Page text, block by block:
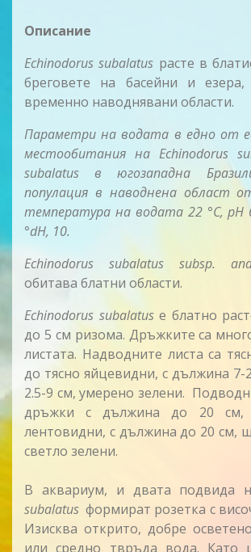
Описание
Echinodorus subalatus расте в
бреговете на басейни и
временно наводнявани области.
Параметри на водата в едно от
местообитания на Echinodorus
subalatus в югозападна
популация в наводнена област
температура на водата 22 °C, pH
°dH, 10.
Echinodorus subalatus subsp.
обитава блатни области.
Echinodorus subalatusе блатно
до 5 см ризома. Дръжките са
листата. Надводните листа са
до тясно яйцевидни, с дължина
2.5-9 см, умерено зелени.
дръжки с дължина до 20 см,
лентовидни, с дължина до 20 см,
светло зелени.
В аквариум, и двата подвида
subalatus формират розетка с
Изисква открито, добре
или средно твръда вода. Като